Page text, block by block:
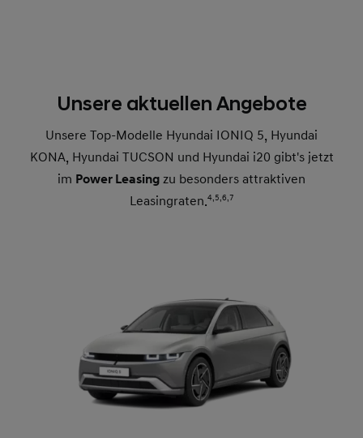
Unsere aktuellen Angebote
Unsere Top-Modelle Hyundai IONIQ 5, Hyundai
KONA, Hyundai TUCSON und Hyundai i20 gibt's jetzt
im Power Leasing zu besonders attraktiven
Leasingraten.4,5,6,7